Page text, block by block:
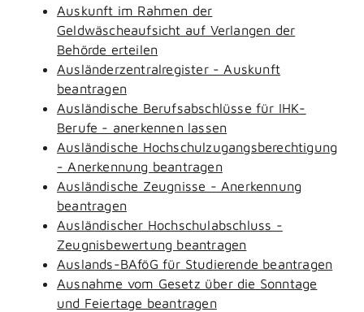
Auskunft im Rahmen der
Geldwäscheaufsicht auf Verlangen der
Behörde erteilen
Ausländerzentralregister - Auskunft
beantragen
Ausländische Berufsabschlüsse für IHK-
Berufe - anerkennen lassen
Ausländische Hochschulzugangsberechtigung
- Anerkennung beantragen
Ausländische Zeugnisse - Anerkennung
beantragen
Ausländischer Hochschulabschluss -
Zeugnisbewertung beantragen
Auslands-BAföG für Studierende beantragen
Ausnahme vom Gesetz über die Sonntage
und Feiertage beantragen